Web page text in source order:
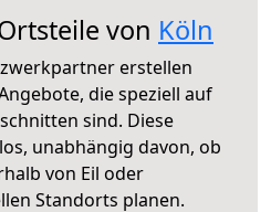
von Köln
erstellen
die speziell auf
sind. Diese
unabhängig davon, ob
von Eil oder
Standorts planen.